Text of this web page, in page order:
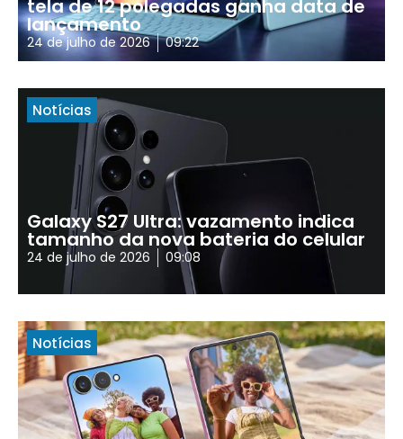
tela de 12 polegadas ganha data de
lançamento
24 de julho de 2026 09:22
Notícias
Galaxy S27 Ultra: vazamento indica
tamanho da nova bateria do celular
24 de julho de 2026 09:08
Notícias